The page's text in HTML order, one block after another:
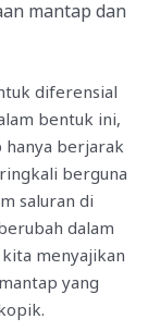
mantap dan
diferensial
bentuk ini,
hanya berjarak
berguna
saluran di
dalam
menyajikan
yang